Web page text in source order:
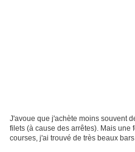
J'avoue que j'achète moins souvent
filets (à cause des arrêtes). Mais une
courses, j'ai trouvé de très beaux